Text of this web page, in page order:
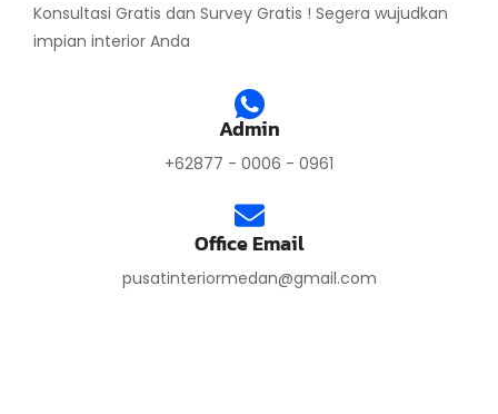
Konsultasi Gratis dan Survey Gratis ! Segera wujudkan
impian interior Anda
Admin
+62877 - 0006 - 0961
Office Email
pusatinteriormedan@gmail.com